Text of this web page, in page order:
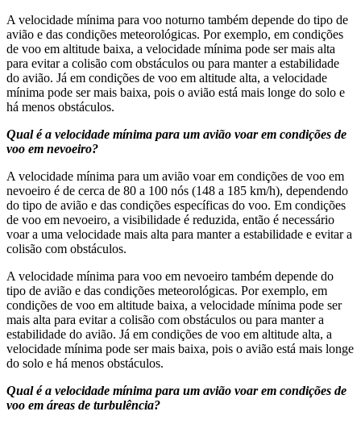
A velocidade mínima para voo noturno também depende do tipo de
avião e das condições meteorológicas. Por exemplo, em condições
de voo em altitude baixa, a velocidade mínima pode ser mais alta
para evitar a colisão com obstáculos ou para manter a estabilidade
do avião. Já em condições de voo em altitude alta, a velocidade
mínima pode ser mais baixa, pois o avião está mais longe do solo e
há menos obstáculos.
Qual é a velocidade mínima para um avião voar em condições de
voo em nevoeiro?
A velocidade mínima para um avião voar em condições de voo em
nevoeiro é de cerca de 80 a 100 nós (148 a 185 km/h), dependendo
do tipo de avião e das condições específicas do voo. Em condições
de voo em nevoeiro, a visibilidade é reduzida, então é necessário
voar a uma velocidade mais alta para manter a estabilidade e evitar a
colisão com obstáculos.
A velocidade mínima para voo em nevoeiro também depende do
tipo de avião e das condições meteorológicas. Por exemplo, em
condições de voo em altitude baixa, a velocidade mínima pode ser
mais alta para evitar a colisão com obstáculos ou para manter a
estabilidade do avião. Já em condições de voo em altitude alta, a
velocidade mínima pode ser mais baixa, pois o avião está mais longe
do solo e há menos obstáculos.
Qual é a velocidade mínima para um avião voar em condições de
voo em áreas de turbulência?